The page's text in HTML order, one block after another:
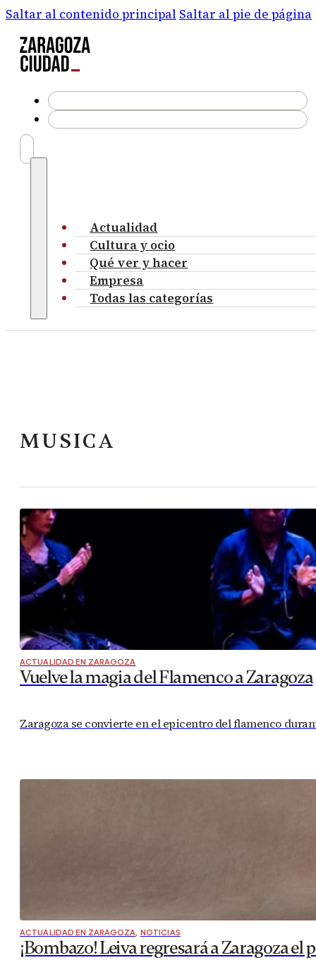
Saltar al contenido principal Saltar al pie de página
Actualidad
Cultura y ocio
Qué ver y hacer
Empresa
Todas las categorías
MUSICA
ACTUALIDAD EN ZARAGOZA
Vuelve la magia del Flamenco a Zaragoza
Zaragoza se convierte en el epicentro del flamenco
ACTUALIDAD EN ZARAGOZA, NOTICIAS
¡Bombazo! Leiva regresará a Zaragoza el